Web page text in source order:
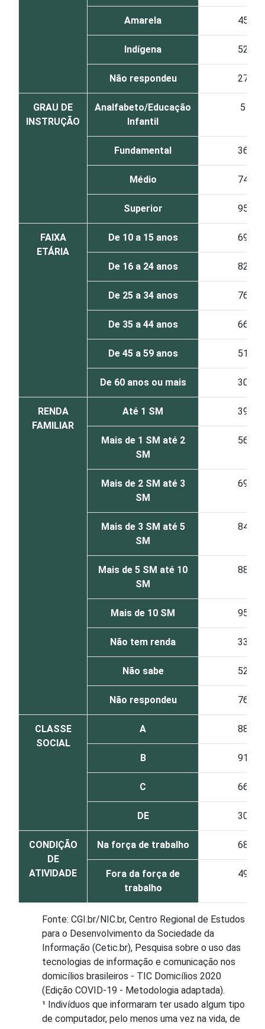
Amarela 45
Indígena 52
Não respondeu 27
GRAU DE
INSTRUÇÃO
Analfabeto/Educação
Infantil
5
Fundamental 36
Médio 74
Superior 95
FAIXA
ETÁRIA
De 10 a 15 anos 69
De 16 a 24 anos 82
De 25 a 34 anos 76
De 35 a 44 anos 66
De 45 a 59 anos 51
De 60 anos ou mais 30
RENDA
FAMILIAR
Até 1 SM 39
Mais de 1 SM até 2
SM
56
Mais de 2 SM até 3
SM
69
Mais de 3 SM até 5
SM
84
Mais de 5 SM até 10
SM
88
Mais de 10 SM 95
Não tem renda 33
Não sabe 52
Não respondeu 76
CLASSE
SOCIAL
A 88
B 91
C 66
DE 30
CONDIÇÃO
DE
ATIVIDADE
Na força de trabalho 68
Fora da força de
trabalho
49
Fonte: CGI.br/NIC.br, Centro Regional de Estudos
para o Desenvolvimento da Sociedade da
Informação (Cetic.br), Pesquisa sobre o uso das
tecnologias de informação e comunicação nos
domicílios brasileiros - TIC Domicílios 2020
(Edição COVID-19 - Metodologia adaptada).
¹ Indivíduos que informaram ter usado algum tipo
de computador, pelo menos uma vez na vida, de